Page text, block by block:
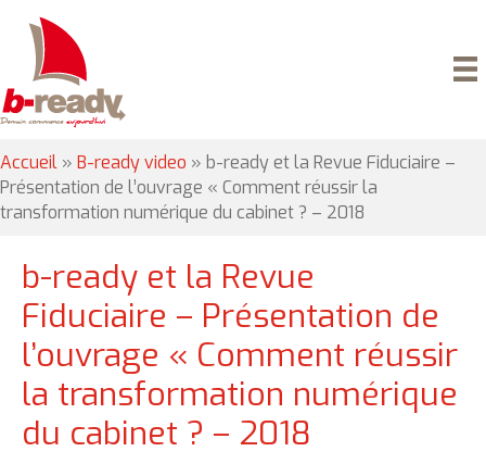
Accueil » B-ready video » b-ready et la Revue Fiduciaire –
Présentation de l’ouvrage « Comment réussir la
transformation numérique du cabinet ? – 2018
b-ready et la Revue
Fiduciaire – Présentation de
l’ouvrage « Comment réussir
la transformation numérique
du cabinet ? – 2018